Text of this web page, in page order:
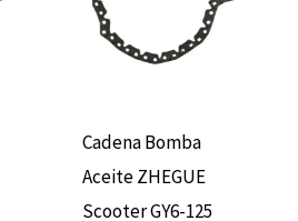
Cadena Bomba
Aceite ZHEGUE
Scooter GY6-125